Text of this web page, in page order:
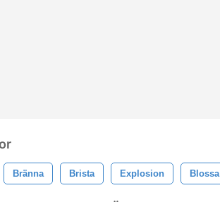
Bränna Brista Explosion Blossa